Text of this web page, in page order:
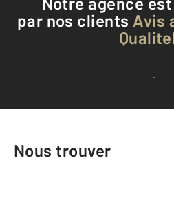
par nos clients Avis
Voir tous les
Nous trouver